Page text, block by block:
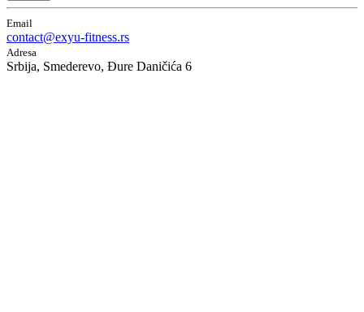
Email
contact@exyu-fitness.rs
Adresa
Srbija, Smederevo, Đure Daničića 6